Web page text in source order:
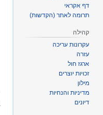
דף אקראי
תרומה לאתר (הקדשות)
קהילה
עקרונות עריכה
עזרה
ארגז חול
זכויות יוצרים
מילון
מדיניות והנחיות
דיונים